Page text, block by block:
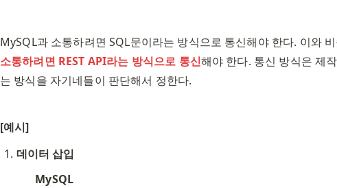
MySQL과 소통하려면 SQL문이라는 방식으로 통신해야 한다. 이와
소통하려면 REST API라는 방식으로 통신해야 한다. 통신 방식은 제
는 방식을 자기네들이 판단해서 정한다.
[예시]
데이터 삽입
MySQL